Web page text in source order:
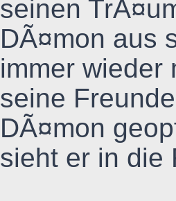
seinen
DÃ¤mon aus
immer wieder
seine
DÃ¤mon
sieht er in die